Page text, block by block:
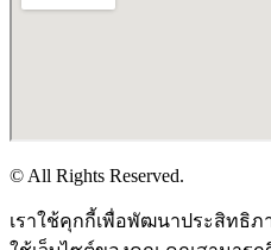
© All Rights Reserved.
เราใช้คุกกี้เพื่อพัฒนาประสิทธิ